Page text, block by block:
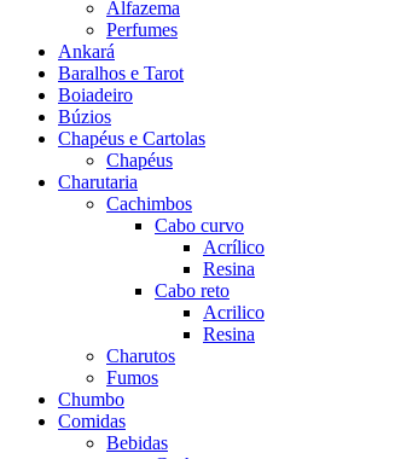
Alfazema
Perfumes
Ankará
Baralhos e Tarot
Boiadeiro
Búzios
Chapéus e Cartolas
Chapéus
Charutaria
Cachimbos
Cabo curvo
Acrílico
Resina
Cabo reto
Acrilico
Resina
Charutos
Fumos
Chumbo
Comidas
Bebidas